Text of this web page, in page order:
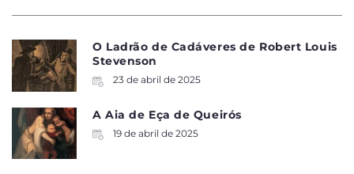
O Ladrão de Cadáveres de Robert Louis
Stevenson
23 de abril de 2025
A Aia de Eça de Queirós
19 de abril de 2025